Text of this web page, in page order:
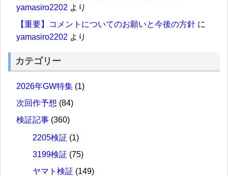
yamasiro2202 より
【重要】コメントについてのお願いと今後の方針 に
yamasiro2202 より
カテゴリー
2026年GW特集 (1)
次回作予想 (84)
検証記事 (360)
2205検証 (1)
3199検証 (75)
ヤマト検証 (149)